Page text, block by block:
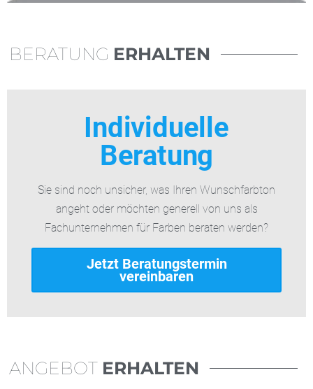
BERATUNG ERHALTEN
Individuelle
Beratung
Sie sind noch unsicher, was Ihren Wunschfarbton
angeht oder möchten generell von uns als
Fachunternehmen für Farben beraten werden?
Jetzt Beratungstermin
vereinbaren
ANGEBOT ERHALTEN